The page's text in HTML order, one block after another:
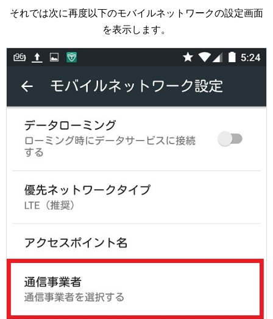
それでは次に再度以下のモバイルネットワークの設定画面
を表示します。